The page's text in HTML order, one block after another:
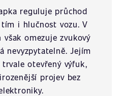
reguluje průchod
i hlučnost vozu. V
omezuje zvukový
nevyzpytatelně. Jejím
otevřený výfuk,
projev bez